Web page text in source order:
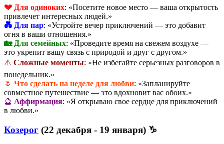
💔 Для одиноких: «Посетите новое место — ваша открытость
привлечет интересных людей.»
💑 Для пар: «Устройте вечер приключений — это добавит
огня в ваши отношения.»
🏡 Для семейных: «Проведите время на свежем воздухе —
это укрепит вашу связь с природой и друг с другом.»
⚠️ Сложные моменты: «Не избегайте серьезных разговоров в
понедельник.»
🌷 Что сделать на неделе для любви: «Запланируйте
совместное путешествие — это вдохновит вас обоих.»
🔮 Аффирмация: «Я открываю свое сердце для приключений
в любви.»
Козерог (22 декабря - 19 января) ♑